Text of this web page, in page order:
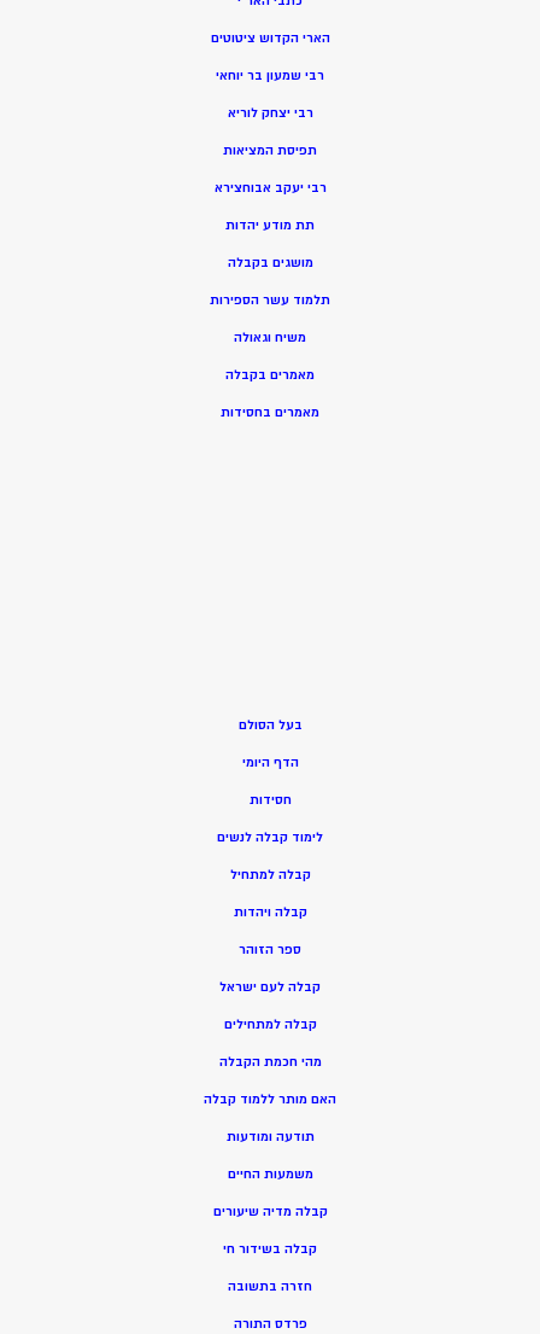
הארי הקדוש ציטוטים
רבי שמעון בר יוחאי
רבי יצחק לוריא
תפיסת המציאות
רבי יעקב אבוחצירא
תת מודע יהדות
מושגים בקבלה
תלמוד עשר הספירות
משיח וגאולה
מאמרים בקבלה
מאמרים בחסידות
בעל הסולם
הדף היומי
חסידות
לימוד קבלה לנשים
קבלה למתחיל
קבלה ויהדות
ספר הזוהר
קבלה לעם ישראל
קבלה למתחילים
מהי חכמת הקבלה
האם מותר ללמוד קבלה
תודעה ומודעות
משמעות החיים
קבלה מדיה שיעורים
קבלה בשידור חי
חזרה בתשובה
פרדס התורה